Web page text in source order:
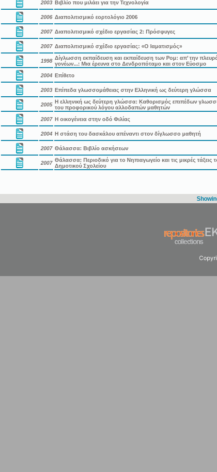
2003 Βιβλίο που μιλάει για την Τεχνολογία
2006 Διαπολιτισμικό εορτολόγιο 2006
2007 Διαπολιτισμικό σχέδιο εργασίας 2: Πρόσφυγες
2007 Διαπολιτισμικό σχέδιο εργασίας: «Ο Ιαματισμός»
1998 Δίγλωσση εκπαίδευση και εκπαίδευση των Ρομ: απ’ την
γονέων...: Μια έρευνα στο Δενδροπόταμο και στον Εύοσμο
2004 Επίθετο
2003 Επίπεδα γλωσσομάθειας στην Ελληνική ως δεύτερη γλώσσα
2005 Η ελληνική ως δεύτερη γλώσσα: Καθορισμός επιπέδων
του προφορικού λόγου αλλοδαπών μαθητών
2007 Η οικογένεια στην οδό Φιλίας
2004 Η στάση του δασκάλου απέναντι στον δίγλωσσο μαθητή
2007 Θάλασσα: Βιβλίο ασκήσεων
2007 Θάλασσα: Περιοδικό για το Νηπιαγωγείο και τις μικρές τάξεις
Δημοτικού Σχολείου